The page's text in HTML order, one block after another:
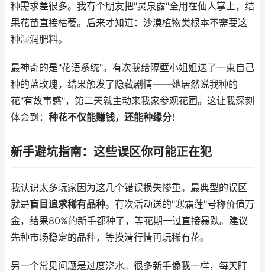
种需求差很多。我有个朋友把"灵泉露"全用在仙人掌上，结
果花苗直接枯萎。后来才知道：沙漠植物类根本不需要这
种湿润肥料。
最神奇的是"花语系统"。有次我给隔壁小姐姐送了一束自己
种的蓝玫瑰，结果触发了隐藏剧情——她居然说我种的
花"有故事感"，第二天就主动来我家参观花圃。这让我深刻
体会到： 种花不仅能赚钱，还能种缘分！
新手避坑指南：这些误区你可能正在犯
我认识太多玩家因为这几个错误损失惨重。最典型的误区
就是盲目追求稀有品种。有次活动送的"寒霜莲"号称价值万
金，结果80%的新手都种了，等花期一过直接暴跌。建议
先种市场稳定的品种，等摸清行情再玩稀有花。
另一个常见问题是过度浇水。很多新手像我一样，每天盯